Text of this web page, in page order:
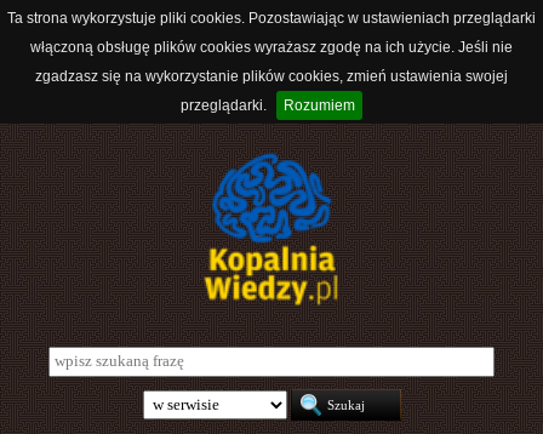
Ta strona wykorzystuje pliki cookies. Pozostawiając w ustawieniach przeglądarki
włączoną obsługę plików cookies wyrażasz zgodę na ich użycie. Jeśli nie
zgadzasz się na wykorzystanie plików cookies, zmień ustawienia swojej
przeglądarki.
Rozumiem